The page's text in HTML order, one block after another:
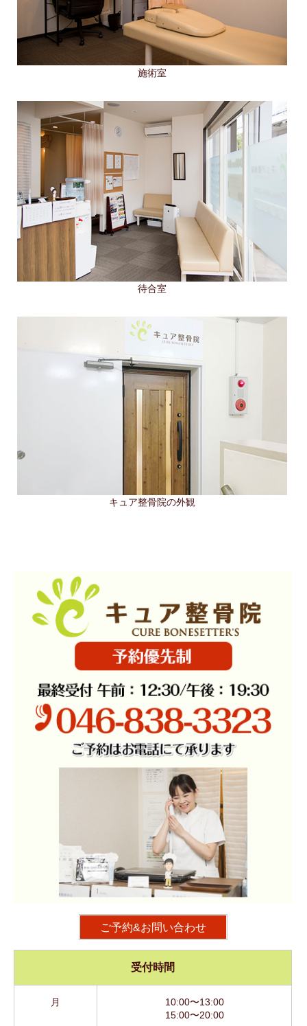
施術室
待合室
キュア整骨院の外観
ご予約&お問い合わせ
受付時間
月
10:00〜13:00
15:00〜20:00